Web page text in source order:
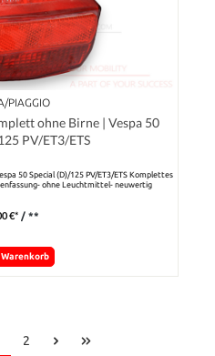
PIAGGIO
ohne Birne | Vespa 50
PV/ET3/ETS
50 Special (D)/125 PV/ET3/ETS Komplettes
ohne Leuchtmittel- neuwertig
€* / **
Warenkorb
2